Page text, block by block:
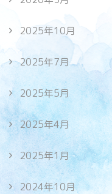
2025年10月
2025年7月
2025年5月
2025年4月
2025年1月
2024年10月